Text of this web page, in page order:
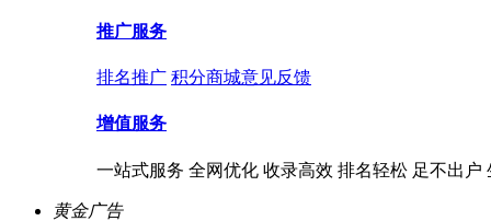
推广服务
排名推广 积分商城意见反馈
增值服务
一站式服务 全网优化 收录高效 排名轻松 足不出户
黄金广告